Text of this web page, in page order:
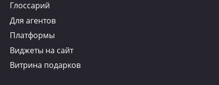
Глоссарий
Для агентов
Платформы
Виджеты на сайт
Витрина подарков